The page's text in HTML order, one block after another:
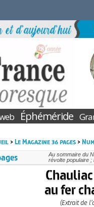
Éphéméride
>Le Magazine 36 pages>
Au sommaire du
révolte populaire ;
au fer
(Extrait de